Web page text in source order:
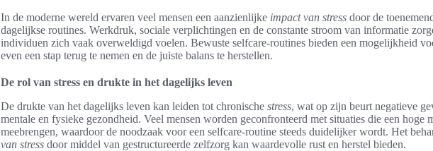
In de moderne wereld ervaren veel mensen een aanzienlijke impact van stress door de
dagelijkse routines. Werkdruk, sociale verplichtingen en de constante stroom van informatie
individuen zich vaak overweldigd voelen. Bewuste selfcare-routines bieden een mogelijkheid
even een stap terug te nemen en de juiste balans te herstellen.
De rol van stress en drukte in het dagelijks leven
De drukte van het dagelijks leven kan leiden tot chronische stress, wat op zijn beurt negatieve
mentale en fysieke gezondheid. Veel mensen worden geconfronteerd met situaties die een hoge
meebrengen, waardoor de noodzaak voor een selfcare-routine steeds duidelijker wordt. Het
van stress door middel van gestructureerde zelfzorg kan waardevolle rust en herstel bieden.